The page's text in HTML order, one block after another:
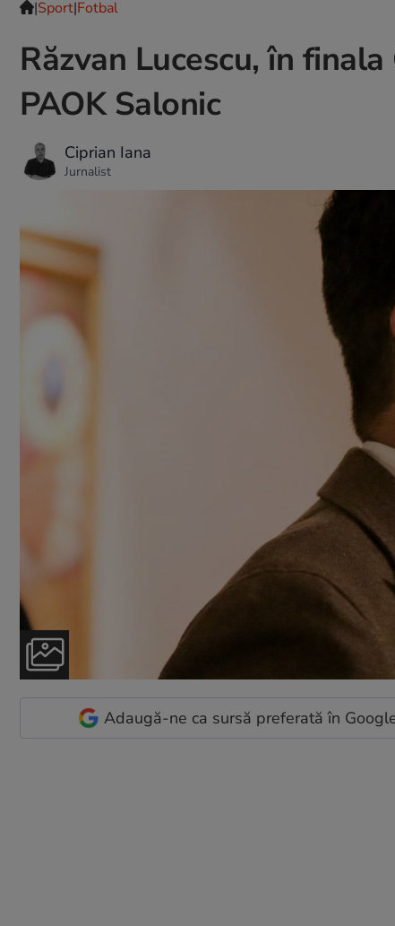
|Sport|Fotbal
Răzvan Lucescu, în
PAOK Salonic
Ciprian Iana
Jurnalist
Adaugă-ne ca sursă preferată în